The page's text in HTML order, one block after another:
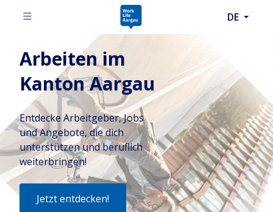
DE
Arbeiten im
Kanton Aargau
Entdecke Arbeitgeber, Jobs
und Angebote, die dich
unterstützen und beruflich
weiterbringen!
Jetzt entdecken!